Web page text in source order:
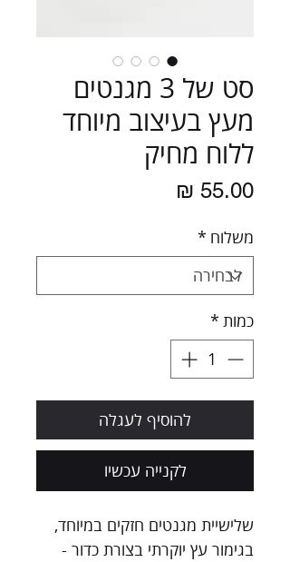
סט של 3 מגנטים
מעץ בעיצוב מיוחד
ללוח מחיק
משלוח *
כמות *
להוסיף לעגלה
לקנייה עכשיו
שלישיית מגנטים חזקים במיוחד,
בגימור עץ יוקרתי בצורת כדור -